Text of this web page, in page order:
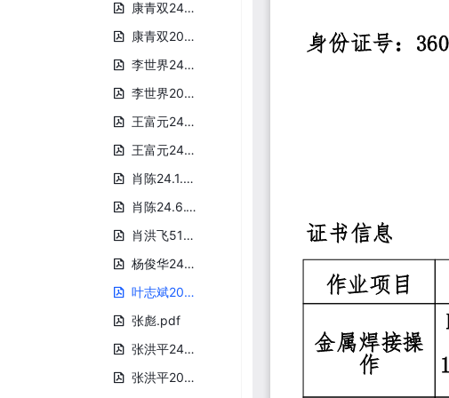
康青双24.6.17.pdf
康青双2025.3.31.pdf
李世界24.1.29.pdf
李世界2025.3.31.pdf
王富元24.1.29.pdf
王富元24.6.17.pdf
肖陈24.1.29.pdf
肖陈24.6.17.pdf
肖洪飞510121200203061772.pdf
杨俊华24.6.17.pdf
叶志斌2025.3.31.pdf
张彪.pdf
张洪平24.1.29.pdf
张洪平2025.3.31.pdf